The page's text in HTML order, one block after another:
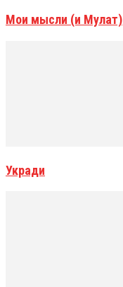
Мои мысли (и Мулат)
Укради